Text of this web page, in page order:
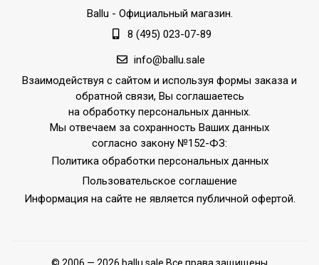
Ballu - Официальный магазин.
8 (495) 023-07-89
info@ballu.sale
Взаимодействуя с сайтом и используя формы заказа и
обратной связи, Вы соглашаетесь
на обработку персональных данных.
Мы отвечаем за сохранность Ваших данных
согласно закону №152-ФЗ:
Политика обработки персональных данных
Пользовательское соглашение
Информация на сайте не является публичной офертой.